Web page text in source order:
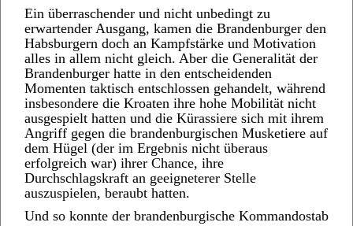
Ein überraschender und nicht unbedingt zu
erwartender Ausgang, kamen die Brandenburger den
Habsburgern doch an Kampfstärke und Motivation
alles in allem nicht gleich. Aber die Generalität der
Brandenburger hatte in den entscheidenden
Momenten taktisch entschlossen gehandelt, während
insbesondere die Kroaten ihre hohe Mobilität nicht
ausgespielt hatten und die Kürassiere sich mit ihrem
Angriff gegen die brandenburgischen Musketiere auf
dem Hügel (der im Ergebnis nicht überaus
erfolgreich war) ihrer Chance, ihre
Durchschlagskraft an geeigneterer Stelle
auszuspielen, beraubt hatten.
Und so konnte der brandenburgische Kommandostab